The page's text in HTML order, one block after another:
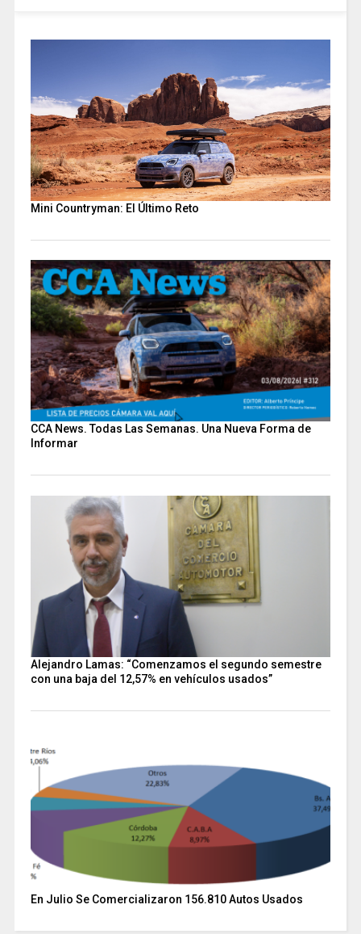
Mini Countryman: El Último Reto
CCA News. Todas Las Semanas. Una Nueva Forma de
Informar
Alejandro Lamas: “Comenzamos el segundo semestre
con una baja del 12,57% en vehículos usados”
En Julio Se Comercializaron 156.810 Autos Usados